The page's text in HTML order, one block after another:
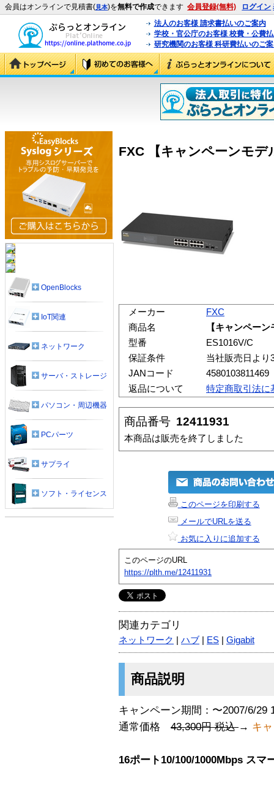
会員はオンラインで見積書(見本)を無料で作成できます 会員登録(無料) ログイン
法人のお客様 請求書払いのご案内
学校・官公庁のお客様 校費・公費
研究機関のお客様 科研費払いのご
FXC 【キャンペーンモデ
メーカー
FXC
商品名
【キャンペー
型番
ES1016V/C
保証条件
当社販売日より
JANコード
4580103811469
返品について
特定商取引法に
商品番号 12411931
本商品は販売を終了しました
このページを印刷する
メールでURLを送る
お気に入りに追加する
このページのURL
https://plth.me/12411931
関連カテゴリ
ネットワーク ハブ ES Gigabit
商品説明
キャンペーン期間：〜2007/6/29
通常価格 43,300円 税込→ キ
16ポート10/100/1000Mbps スマ
OpenBlocks
IoT関連
ネットワーク
サーバ・ストレージ
パソコン・周辺機器
PCパーツ
サプライ
ソフト・ライセンス